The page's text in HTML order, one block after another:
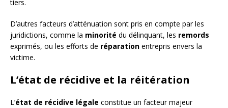
tiers.
D’autres facteurs d’atténuation sont pris en compte par les
juridictions, comme la minorité du délinquant, les remords
exprimés, ou les efforts de réparation entrepris envers la
victime.
L’état de récidive et la réitération
L’état de récidive légale constitue un facteur majeur